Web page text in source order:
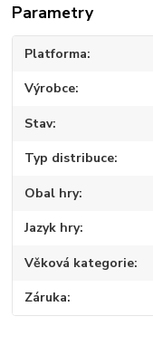
Parametry
Platforma
Výrobce
Stav
Typ distribuce
Obal hry
Jazyk hry
Věková kategorie
Záruka